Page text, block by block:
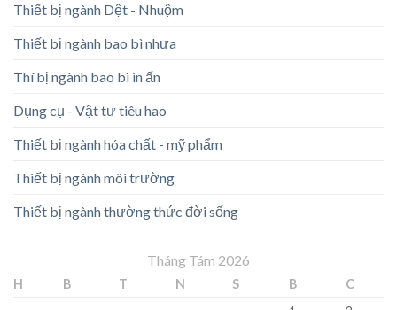
Thiết bị ngành Dệt - Nhuộm
Thiết bị ngành bao bì nhựa
Thí bị ngành bao bì in ấn
Dụng cụ - Vật tư tiêu hao
Thiết bị ngành hóa chất - mỹ phẩm
Thiết bị ngành môi trường
Thiết bị ngành thường thức đời sống
Tháng Tám 2026
H B T N S B
C